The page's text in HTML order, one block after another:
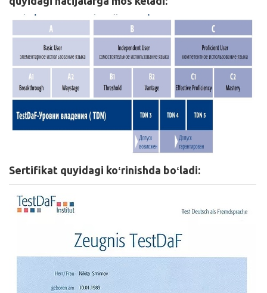
Sertifikat quyidagi koʻrinishda boʻladi: